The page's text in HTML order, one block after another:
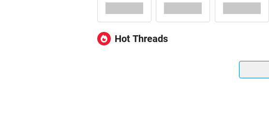
Hot Threads